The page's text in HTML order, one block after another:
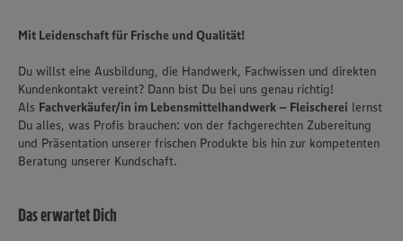
Mit Leidenschaft für Frische und Qualität!
Du willst eine Ausbildung, die Handwerk, Fachwissen und direkten
Kundenkontakt vereint? Dann bist Du bei uns genau richtig!
Als Fachverkäufer/in im Lebensmittelhandwerk – Fleischerei lernst
Du alles, was Profis brauchen: von der fachgerechten Zubereitung
und Präsentation unserer frischen Produkte bis hin zur kompetenten
Beratung unserer Kundschaft.
Das erwartet Dich